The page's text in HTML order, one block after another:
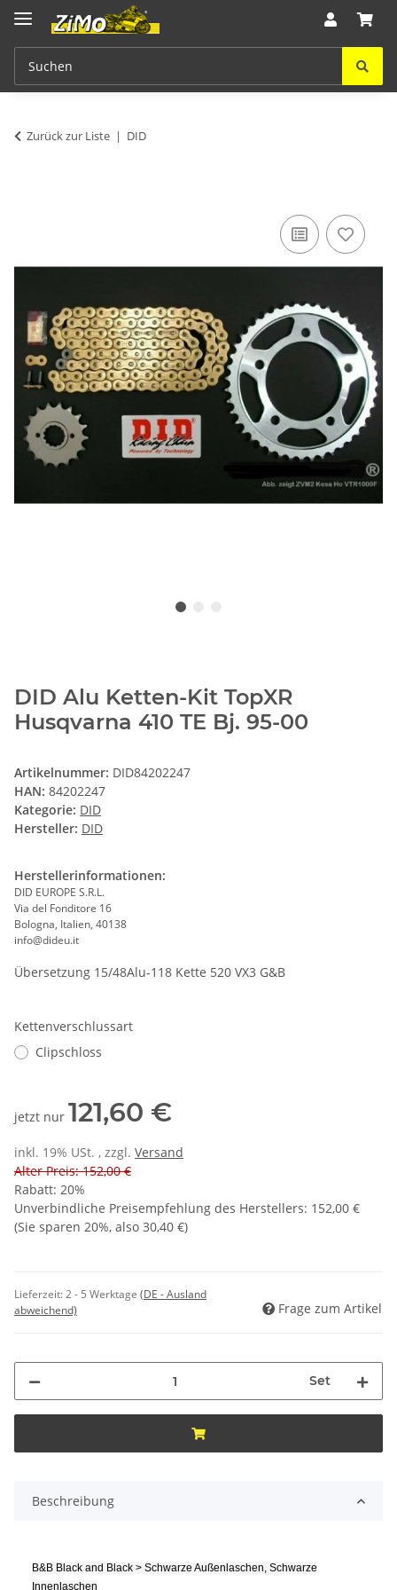
Zurück zur Liste DID
DID Alu Ketten-Kit TopXR
Husqvarna 410 TE Bj. 95-00
Artikelnummer: DID84202247
HAN: 84202247
Kategorie: DID
Hersteller: DID
Herstellerinformationen:
DID EUROPE S.R.L.
Via del Fonditore 16
Bologna, Italien, 40138
info@dideu.it
Übersetzung 15/48Alu-118 Kette 520 VX3 G&B
Kettenverschlussart
Clipschloss
jetzt nur 121,60 €
inkl. 19% USt. , zzgl. Versand
Alter Preis: 152,00 €
Rabatt: 20%
Unverbindliche Preisempfehlung des Herstellers: 152,00 €
(Sie sparen 20%, also 30,40 €)
Lieferzeit:2 - 5 Werktage (DE - Ausland
abweichend)
Frage zum Artikel
Set
Beschreibung
B&B Black and Black > Schwarze Außenlaschen, Schwarze
Innenlaschen